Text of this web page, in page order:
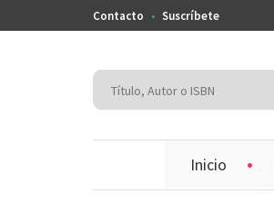
Contacto Suscríbete
Inicio